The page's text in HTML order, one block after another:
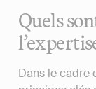
Quels
Dans le cadre